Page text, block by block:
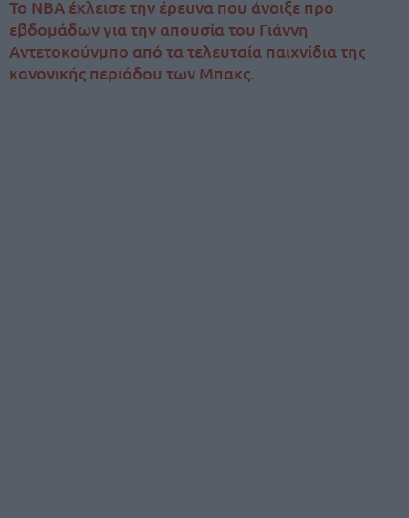
Το ΝΒΑ έκλεισε την έρευνα που άνοιξε προ
εβδομάδων για την απουσία του Γιάννη
Αντετοκούνμπο από τα τελευταία παιχνίδια της
κανονικής περιόδου των Μπακς.